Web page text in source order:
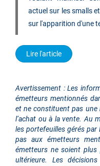
actuel sur les smalls
sur l'apparition d'une
Lire l'article
Avertissement : Les
émetteurs mentionnés
et ne constituent pas une
l’achat ou à la vente. Au
les portefeuilles gérés
pas aux émetteurs
émetteurs ne soient
ultérieure. Les